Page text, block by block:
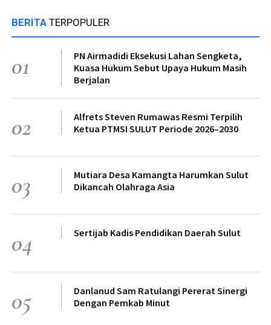
BERITA TERPOPULER
01
PN Airmadidi Eksekusi Lahan Sengketa,
Kuasa Hukum Sebut Upaya Hukum Masih
Berjalan
02
Alfrets Steven Rumawas Resmi Terpilih
Ketua PTMSI SULUT Periode 2026–2030
03
Mutiara Desa Kamangta Harumkan Sulut
Dikancah Olahraga Asia
04 Sertijab Kadis Pendidikan Daerah Sulut
05
Danlanud Sam Ratulangi Pererat Sinergi
Dengan Pemkab Minut